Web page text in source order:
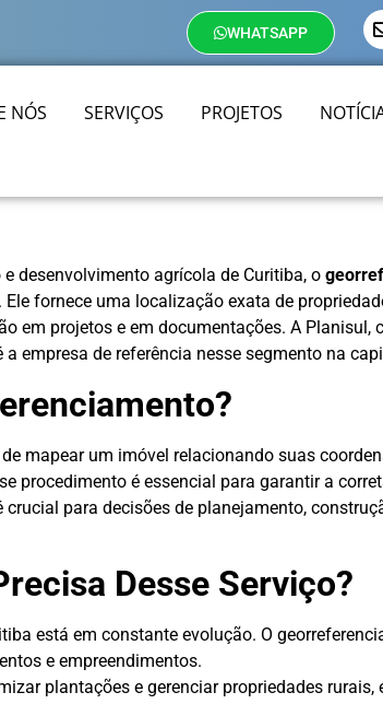
WHATSAPP
NÓS SERVIÇOS PROJETOS
desenvolvimento agrícola de Curitiba, o
fornece uma localização exata de
em projetos e em documentações. A Planisul,
empresa de referência nesse segmento na
mapear um imóvel relacionando suas
procedimento é essencial para garantir a
crucial para decisões de planejamento,
Desse Serviço?
está em constante evolução. O
e empreendimentos.
plantações e gerenciar propriedades rurais,